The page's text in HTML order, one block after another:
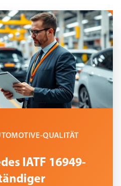
QUALITÄT
IATF 16949-